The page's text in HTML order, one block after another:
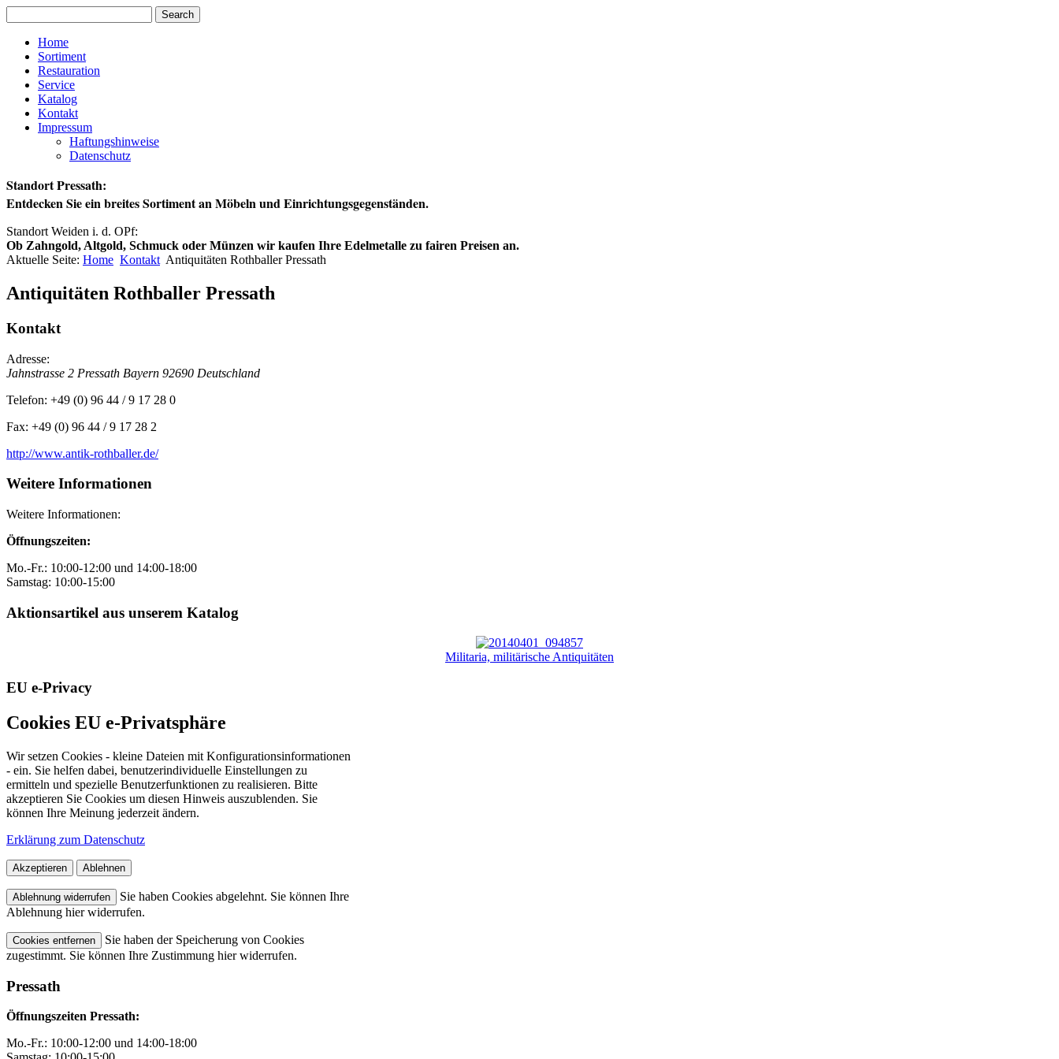
Home
Sortiment
Restauration
Service
Katalog
Kontakt
Impressum
Haftungshinweise
Datenschutz
Standort Pressath:
Entdecken Sie ein breites Sortiment an Möbeln und Einrichtungsgegenständen.
Standort Weiden i. d. OPf:
Ob Zahngold, Altgold, Schmuck oder Münzen wir kaufen Ihre Edelmetalle zu fairen Preisen an.
Aktuelle Seite: Home Kontakt Antiquitäten Rothballer Pressath
Antiquitäten Rothballer Pressath
Kontakt
Adresse:
Jahnstrasse 2 Pressath Bayern 92690 Deutschland
Telefon: +49 (0) 96 44 / 9 17 28 0
Fax: +49 (0) 96 44 / 9 17 28 2
http://www.antik-rothballer.de/
Weitere Informationen
Weitere Informationen:
Öffnungszeiten:
Mo.-Fr.: 10:00-12:00 und 14:00-18:00
Samstag: 10:00-15:00
Aktionsartikel aus unserem Katalog
Militaria, militärische Antiquitäten
EU e-Privacy
Cookies EU e-Privatsphäre
Wir setzen Cookies - kleine Dateien mit Konfigurationsinformationen
- ein. Sie helfen dabei, benutzerindividuelle Einstellungen zu
ermitteln und spezielle Benutzerfunktionen zu realisieren. Bitte
akzeptieren Sie Cookies um diesen Hinweis auszublenden. Sie
können Ihre Meinung jederzeit ändern.
Erklärung zum Datenschutz
Akzeptieren Ablehnen
Ablehnung widerrufen
Sie haben Cookies abgelehnt. Sie können Ihre
Ablehnung hier widerrufen.
Cookies entfernen
Sie haben der Speicherung von Cookies
zugestimmt. Sie können Ihre Zustimmung hier widerrufen.
Pressath
Öffnungszeiten Pressath:
Mo.-Fr.: 10:00-12:00 und 14:00-18:00